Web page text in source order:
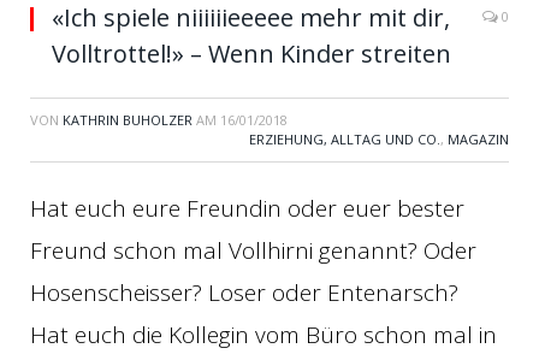
«Ich spiele niiiiiieeeee mehr mit dir,
Volltrottel!» – Wenn Kinder streiten
0
VON KATHRIN BUHOLZER AM 16/01/2018
ERZIEHUNG, ALLTAG UND CO., MAGAZIN
Hat euch eure Freundin oder euer bester
Freund schon mal Vollhirni genannt? Oder
Hosenscheisser? Loser oder Entenarsch?
Hat euch die Kollegin vom Büro schon mal in